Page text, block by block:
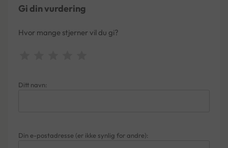
Gi din vurdering
Hvor mange stjerner vil du gi?
Ditt navn:
Din e-postadresse (er ikke synlig for andre):